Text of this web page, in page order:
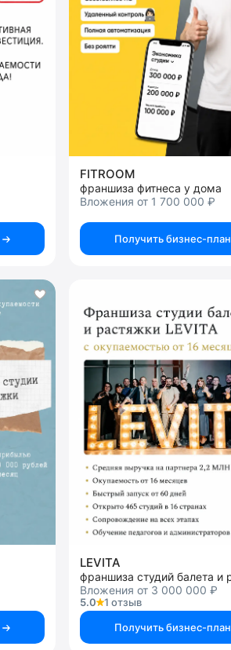
FITROOM
франшиза фитнеса у дома
Вложения от 1 700 000 ₽
Получить бизнес-план
LEVITA
Вложения от 3 000 000 ₽
5.0
1 отзыв
Получить бизнес-план